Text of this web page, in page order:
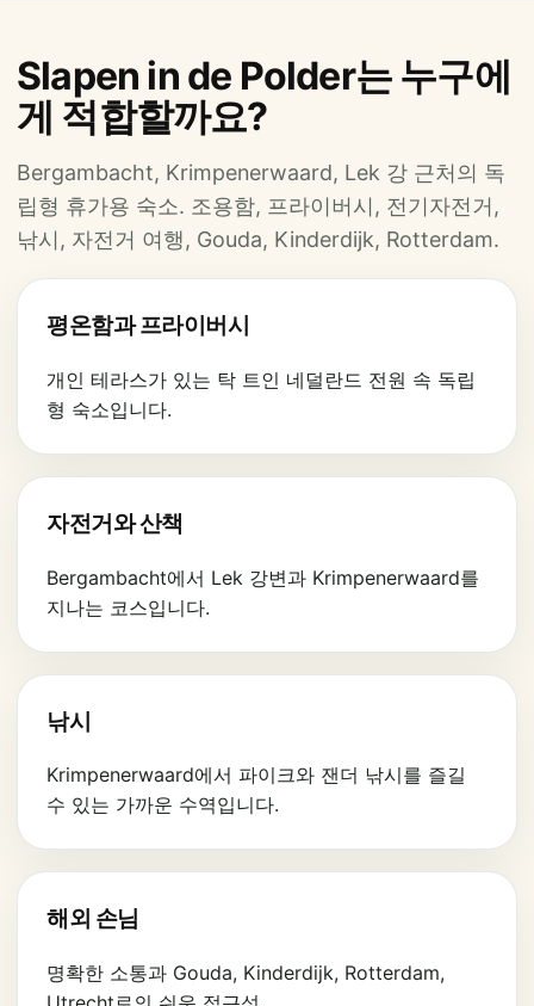
Slapen in de Polder는 누구에
게 적합할까요?
Bergambacht, Krimpenerwaard, Lek 강 근처의 독
립형 휴가용 숙소. 조용함, 프라이버시, 전기자전거,
낚시, 자전거 여행, Gouda, Kinderdijk, Rotterdam.
평온함과 프라이버시
개인 테라스가 있는 탁 트인 네덜란드 전원 속 독립
형 숙소입니다.
자전거와 산책
Bergambacht에서 Lek 강변과 Krimpenerwaard를
지나는 코스입니다.
낚시
Krimpenerwaard에서 파이크와 잰더 낚시를 즐길
수 있는 가까운 수역입니다.
해외 손님
명확한 소통과 Gouda, Kinderdijk, Rotterdam,